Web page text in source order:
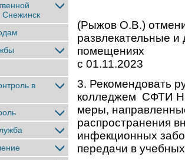
Снежинск
в
(Рыжов О.В.)
развлекательные и
помещениях на
с 01.11.2023
3.
колледжем СФТИ
меры,
инфекционных
передачи в